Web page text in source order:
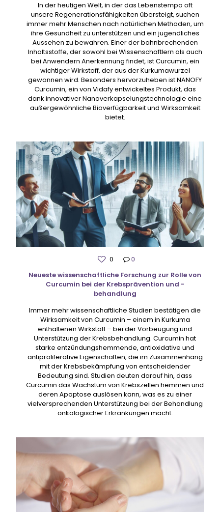
In der heutigen Welt, in der das Lebenstempo oft
unsere Regenerationsfähigkeiten übersteigt, suchen
immer mehr Menschen nach natürlichen Methoden, um
ihre Gesundheit zu unterstützen und ein jugendliches
Aussehen zu bewahren. Einer der bahnbrechenden
Inhaltsstoffe, der sowohl bei Wissenschaftlern als auch
bei Anwendern Anerkennung findet, ist Curcumin, ein
wichtiger Wirkstoff, der aus der Kurkumawurzel
gewonnen wird. Besonders hervorzuheben ist NANOFY
Curcumin, ein von Vidafy entwickeltes Produkt, das
dank innovativer Nanoverkapselungstechnologie eine
außergewöhnliche Bioverfügbarkeit und Wirksamkeit
bietet.
0
0
Neueste wissenschaftliche Forschung zur Rolle von
Curcumin bei der Krebsprävention und -
behandlung
Immer mehr wissenschaftliche Studien bestätigen die
Wirksamkeit von Curcumin – einem in Kurkuma
enthaltenen Wirkstoff – bei der Vorbeugung und
Unterstützung der Krebsbehandlung. Curcumin hat
starke entzündungshemmende, antioxidative und
antiproliferative Eigenschaften, die im Zusammenhang
mit der Krebsbekämpfung von entscheidender
Bedeutung sind. Studien deuten darauf hin, dass
Curcumin das Wachstum von Krebszellen hemmen und
deren Apoptose auslösen kann, was es zu einer
vielversprechenden Unterstützung bei der Behandlung
onkologischer Erkrankungen macht.